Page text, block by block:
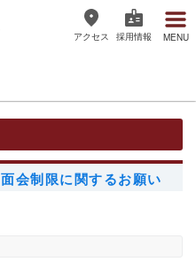
アクセス 採用情報 MENU
面会制限に関するお願い